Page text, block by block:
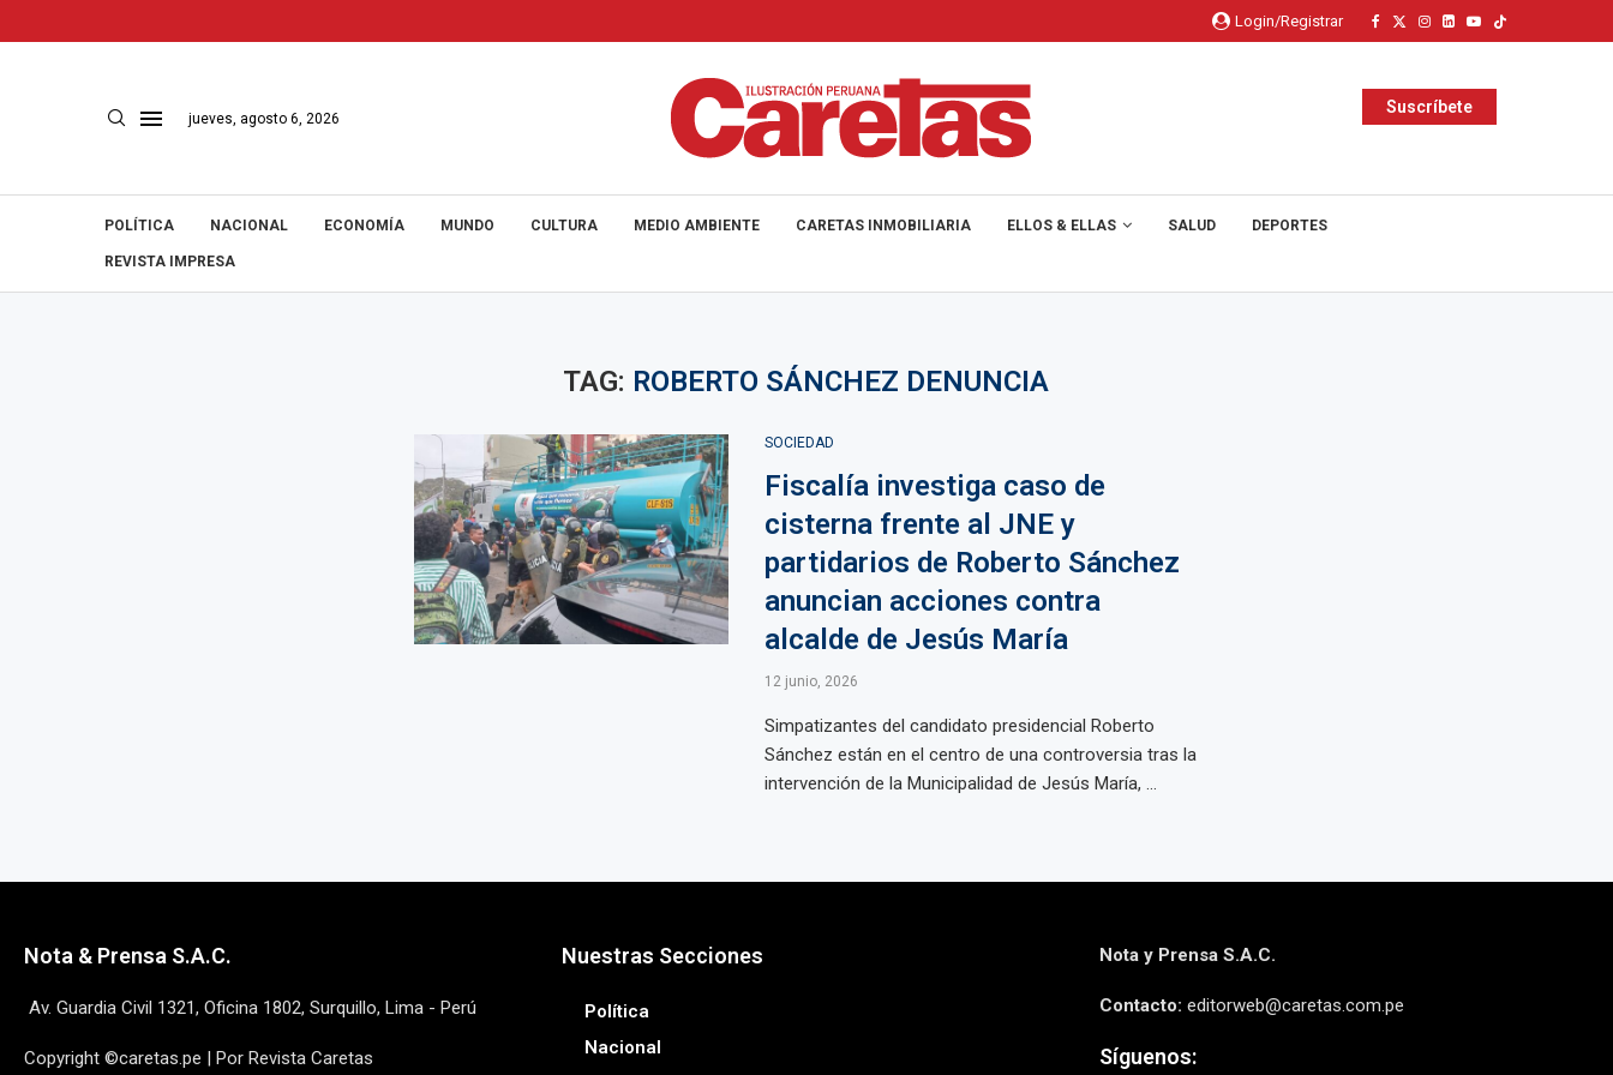
Login/Registrar
jueves, agosto 6, 2026
Suscríbete
POLÍTICA NACIONAL ECONOMÍA MUNDO CULTURA MEDIO AMBIENTE CARETAS INMOBILIARIA ELLOS & ELLAS SALUD DEPORTES
REVISTA IMPRESA
TAG: ROBERTO SÁNCHEZ DENUNCIA
SOCIEDAD
Fiscalía investiga caso de
cisterna frente al JNE y
partidarios de Roberto Sánchez
anuncian acciones contra
alcalde de Jesús María
12 junio, 2026
Simpatizantes del candidato presidencial Roberto
Sánchez están en el centro de una controversia tras la
intervención de la Municipalidad de Jesús María, ...
Nota & Prensa S.A.C.
Av. Guardia Civil 1321, Oficina 1802, Surquillo, Lima - Perú
Copyright ©caretas.pe | Por Revista Caretas
Nuestras Secciones
Política
Nacional
Nota y Prensa S.A.C.
Contacto: editorweb@caretas.com.pe
Síguenos: